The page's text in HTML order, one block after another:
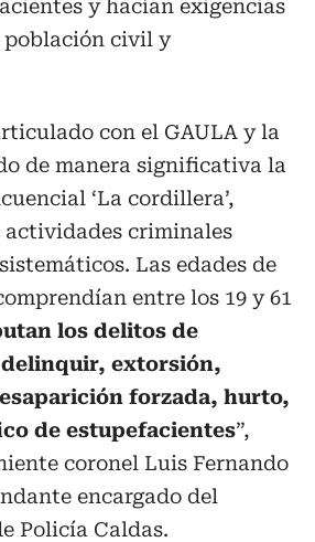
y hacían exigencias
población civil y
con el GAULA y la
de manera significativa la
‘La cordillera’,
actividades criminales
Las edades de
entre los 19 y 61
los delitos de
extorsión,
forzada, hurto,
de estupefacientes”,
coronel Luis Fernando
encargado del
Policía Caldas.